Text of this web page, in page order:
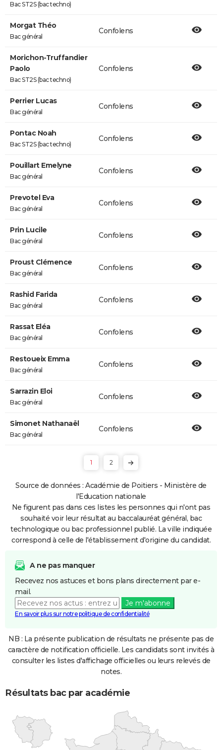
Bac ST2S (bac techno)
Morgat Théo
Bac général
Confolens
Morichon-Truffandier
Paolo
Bac ST2S (bac techno)
Confolens
Perrier Lucas
Bac général
Confolens
Pontac Noah
Bac ST2S (bac techno)
Confolens
Pouillart Emelyne
Bac général
Confolens
Prevotel Eva
Bac général
Confolens
Prin Lucile
Bac général
Confolens
Proust Clémence
Bac général
Confolens
Rashid Farida
Bac général
Confolens
Rassat Eléa
Bac général
Confolens
Restoueix Emma
Bac général
Confolens
Sarrazin Eloi
Bac général
Confolens
Simonet Nathanaël
Bac général
Confolens
1 2
Source de données : Académie de Poitiers - Ministère de
l'Education nationale
Ne figurent pas dans ces listes les personnes qui n'ont pas
souhaité voir leur résultat au baccalauréat général, bac
technologique ou bac professionnel publié. La ville indiquée
correspond à celle de l'établissement d'origine du candidat.
A ne pas manquer
Recevez nos astuces et bons plans directement par e-
mail.
Je m'abonne
En savoir plus sur notre politique de confidentialité
NB : La présente publication de résultats ne présente pas de
caractère de notification officielle. Les candidats sont invités à
consulter les listes d'affichage officielles ou leurs relevés de
notes.
Résultats bac par académie